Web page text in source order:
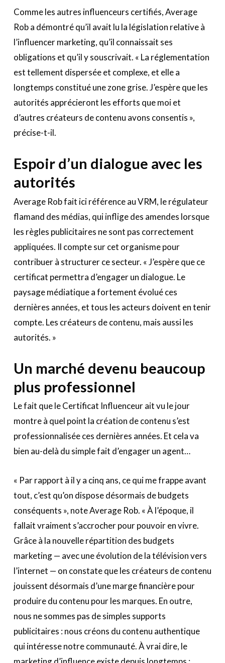
Comme les autres influenceurs certifiés, Average
Rob a démontré qu’il avait lu la législation relative à
l’influencer marketing, qu’il connaissait ses
obligations et qu’il y souscrivait. « La réglementation
est tellement dispersée et complexe, et elle a
longtemps constitué une zone grise. J’espère que les
autorités apprécieront les efforts que moi et
d’autres créateurs de contenu avons consentis »,
précise-t-il.
Espoir d’un dialogue avec les
autorités
Average Rob fait ici référence au VRM, le régulateur
flamand des médias, qui inflige des amendes lorsque
les règles publicitaires ne sont pas correctement
appliquées. Il compte sur cet organisme pour
contribuer à structurer ce secteur. « J’espère que ce
certificat permettra d’engager un dialogue. Le
paysage médiatique a fortement évolué ces
dernières années, et tous les acteurs doivent en tenir
compte. Les créateurs de contenu, mais aussi les
autorités. »
Un marché devenu beaucoup
plus professionnel
Le fait que le Certificat Influenceur ait vu le jour
montre à quel point la création de contenu s’est
professionnalisée ces dernières années. Et cela va
bien au-delà du simple fait d’engager un agent…
« Par rapport à il y a cinq ans, ce qui me frappe avant
tout, c’est qu’on dispose désormais de budgets
conséquents », note Average Rob. « À l’époque, il
fallait vraiment s’accrocher pour pouvoir en vivre.
Grâce à la nouvelle répartition des budgets
marketing — avec une évolution de la télévision vers
l’internet — on constate que les créateurs de contenu
jouissent désormais d’une marge financière pour
produire du contenu pour les marques. En outre,
nous ne sommes pas de simples supports
publicitaires : nous créons du contenu authentique
qui intéresse notre communauté. À vrai dire, le